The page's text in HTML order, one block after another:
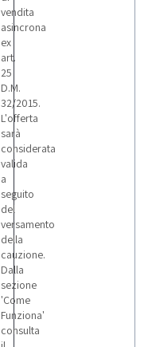
vendita
asincrona
ex
art.
25
D.M.
32/2015.
L'offerta
sarà
considerata
valida
a
seguito
del
versamento
della
cauzione.
Dalla
sezione
'Come
Funziona'
consulta